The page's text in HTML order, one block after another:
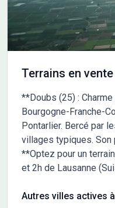
Terrains en
**Doubs (25) :
Bourgogne-Franche-
Pontarlier. Bercé par
villages typiques. Son
**Optez pour un
et 2h de Lausanne
Autres villes actives